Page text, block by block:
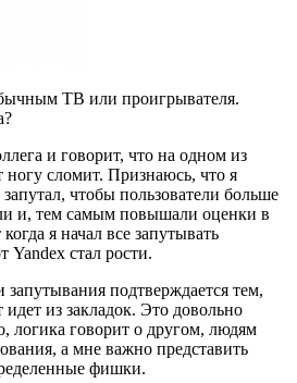
ТВ или проигрывателя.
и говорит, что на одном из
ногу сломит. Признаюсь, что я
чтобы пользователи больше
и, тем самым повышали оценки в
я начал все запутывать
Yandex стал рости.
запутывания подтверждается тем,
идет из закладок. Это довольно
логика говорит о другом, людям
а мне важно представить
фишки.